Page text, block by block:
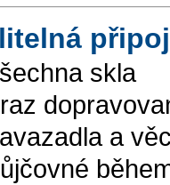
skla
a